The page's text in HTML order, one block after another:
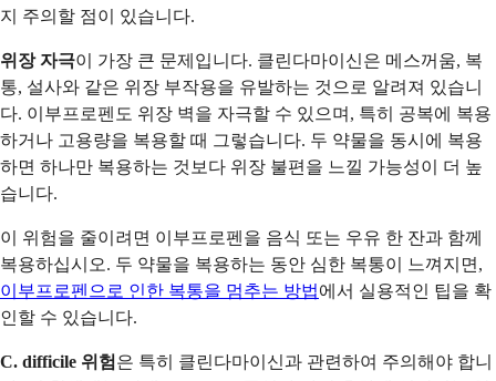
지 주의할 점이 있습니다.
위장 자극이 가장 큰 문제입니다. 클린다마이신은 메스꺼움, 복
통, 설사와 같은 위장 부작용을 유발하는 것으로 알려져 있습니
다. 이부프로펜도 위장 벽을 자극할 수 있으며, 특히 공복에 복용
하거나 고용량을 복용할 때 그렇습니다. 두 약물을 동시에 복용
하면 하나만 복용하는 것보다 위장 불편을 느낄 가능성이 더 높
습니다.
이 위험을 줄이려면 이부프로펜을 음식 또는 우유 한 잔과 함께
복용하십시오. 두 약물을 복용하는 동안 심한 복통이 느껴지면,
이부프로펜으로 인한 복통을 멈추는 방법에서 실용적인 팁을 확
인할 수 있습니다.
C. difficile 위험 은 특히 클린다마이신과 관련하여 주의해야 합니